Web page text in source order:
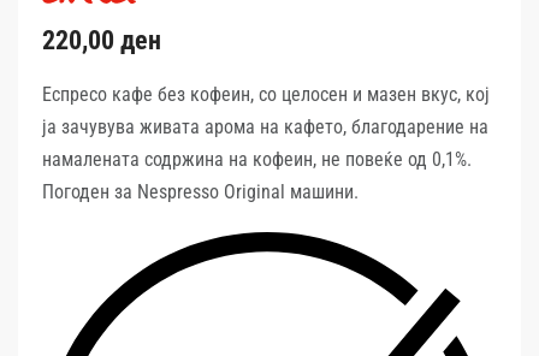
220,00 ден
Еспресо кафе без кофеин, со целосен и мазен вкус, кој
ја зачувува живата арома на кафето, благодарение на
намалената содржина на кофеин, не повеќе од 0,1%.
Погоден за Nespresso Original машини.